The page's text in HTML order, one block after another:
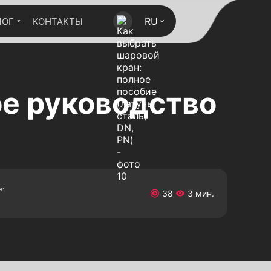
КОНТАКТЫ RU
руководство
38 3 мин.